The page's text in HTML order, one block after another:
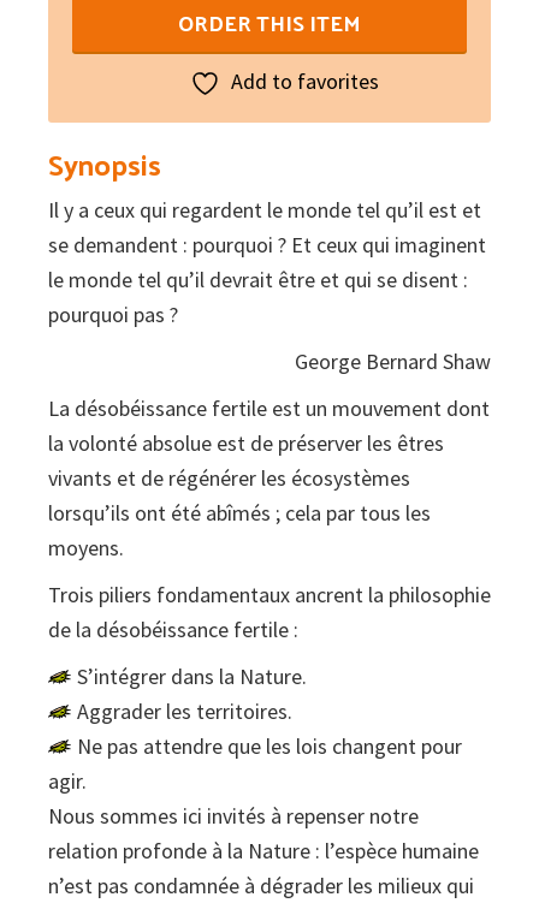
désobéissance
une
écologie
offensive
quantity
ORDER THIS ITEM
Add to favorites
Synopsis
Il y a ceux qui regardent le monde tel qu’il est et
se demandent : pourquoi ? Et ceux qui imaginent
le monde tel qu’il devrait être et qui se disent :
pourquoi pas ?
George Bernard Shaw
La désobéissance fertile est un mouvement dont
la volonté absolue est de préserver les êtres
vivants et de régénérer les écosystèmes
lorsqu’ils ont été abîmés ; cela par tous les
moyens.
Trois piliers fondamentaux ancrent la philosophie
de la désobéissance fertile :
S’intégrer dans la Nature.
Aggrader les territoires.
Ne pas attendre que les lois changent pour
agir.
Nous sommes ici invités à repenser notre
relation profonde à la Nature : l’espèce humaine
n’est pas condamnée à dégrader les milieux qui